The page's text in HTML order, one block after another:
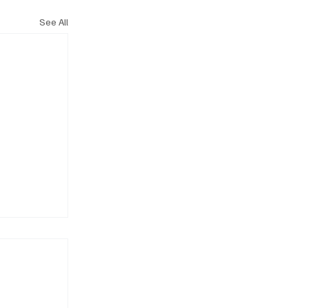
See All